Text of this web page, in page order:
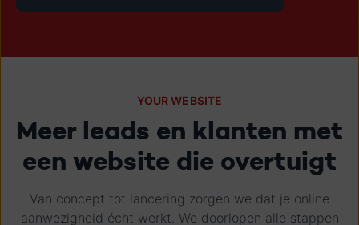
YOUR WEBSITE
Meer leads en klanten met
een website die overtuigt
Van concept tot lancering zorgen we dat je online
aanwezigheid écht werkt. We doorlopen alle stappen